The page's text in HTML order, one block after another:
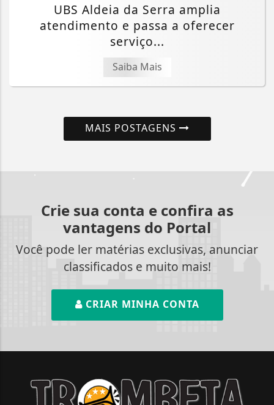
UBS Aldeia da Serra amplia
atendimento e passa a oferecer
serviço...
Saiba Mais
MAIS POSTAGENS
Crie sua conta e confira as
vantagens do Portal
Você pode ler matérias exclusivas, anunciar
classificados e muito mais!
CRIAR MINHA CONTA